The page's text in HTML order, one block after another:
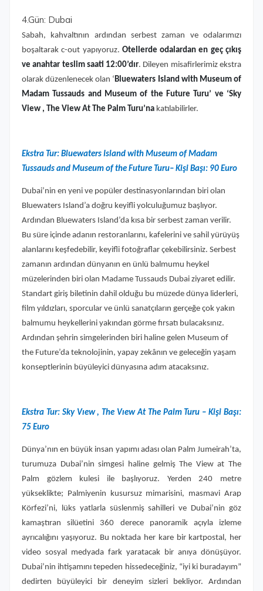
4.Gün: Dubai
Sabah, kahvaltının ardından serbest zaman ve odalarımızı
boşaltarak c-out yapıyoruz. Otellerde odalardan en geç çıkış
ve anahtar teslim saati 12:00’dır. Dileyen misafirlerimiz ekstra
olarak düzenlenecek olan ‘ Bluewaters Island with Museum of
Madam Tussauds and Museum of the Future Turu’ ve ‘Sky
View , The View At The Palm Turu’na katılabilirler.
Ekstra Tur: Bluewaters Island with Museum of Madam
Tussauds and Museum of the Future Turu– Kişi Başı: 90 Euro
Dubai’nin en yeni ve popüler destinasyonlarından biri olan
Bluewaters Island’a doğru keyifli yolculuğumuz başlıyor.
Ardından Bluewaters Island’da kısa bir serbest zaman verilir.
Bu süre içinde adanın restoranlarını, kafelerini ve sahil yürüyüş
alanlarını keşfedebilir, keyifli fotoğraflar çekebilirsiniz. Serbest
zamanın ardından dünyanın en ünlü balmumu heykel
müzelerinden biri olan Madame Tussauds Dubai ziyaret edilir.
Standart giriş biletinin dahil olduğu bu müzede dünya liderleri,
film yıldızları, sporcular ve ünlü sanatçıların gerçeğe çok yakın
balmumu heykellerini yakından görme fırsatı bulacaksınız.
Ardından şehrin simgelerinden biri haline gelen Museum of
the Future’da teknolojinin, yapay zekânın ve geleceğin yaşam
konseptlerinin büyüleyici dünyasına adım atacaksınız.
Ekstra Tur: Sky Vıew , The Vıew At The Palm Turu – Kişi Başı:
75 Euro
Dünya’nın en büyük insan yapımı adası olan Palm Jumeirah’ta,
turumuza Dubai’nin simgesi haline gelmiş The View at The
Palm gözlem kulesi ile başlıyoruz. Yerden 240 metre
yükseklikte; Palmiyenin kusursuz mimarisini, masmavi Arap
Körfezi’ni, lüks yatlarla süslenmiş sahilleri ve Dubai’nin göz
kamaştıran silüetini 360 derece panoramik açıyla izleme
ayrıcalığını yaşıyoruz. Bu noktada her kare bir kartpostal, her
video sosyal medyada fark yaratacak bir anıya dönüşüyor.
Dubai’nin ihtişamını tepeden hissedeceğiniz, “iyi ki buradayım”
dedirten büyüleyici bir deneyim sizleri bekliyor. Ardından